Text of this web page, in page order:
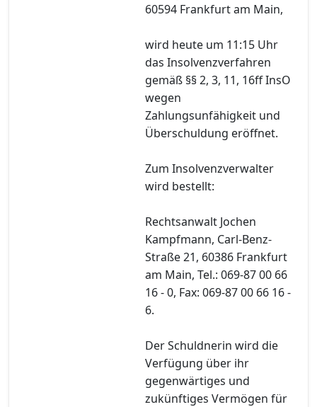
60594 Frankfurt am Main,
wird heute um 11:15 Uhr
das Insolvenzverfahren
gemäß §§ 2, 3, 11, 16ff InsO
wegen
Zahlungsunfähigkeit und
Überschuldung eröffnet.
Zum Insolvenzverwalter
wird bestellt:
Rechtsanwalt Jochen
Kampfmann, Carl-Benz-
Straße 21, 60386 Frankfurt
am Main, Tel.: 069-87 00 66
16 - 0, Fax: 069-87 00 66 16 -
6.
Der Schuldnerin wird die
Verfügung über ihr
gegenwärtiges und
zukünftiges Vermögen für